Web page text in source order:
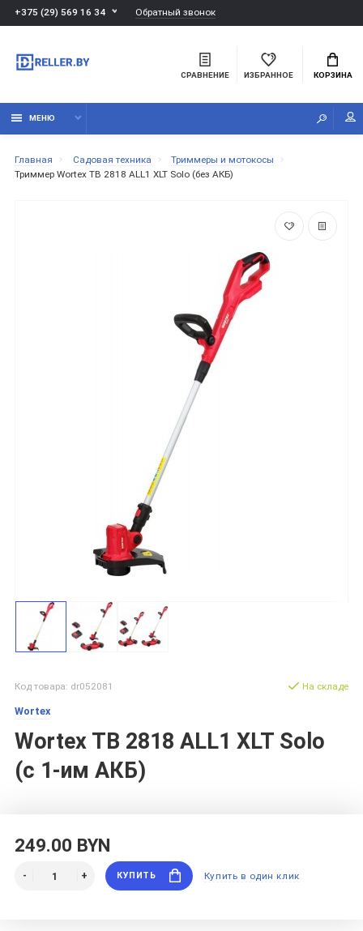
+375 (29) 569 16 34 Обратный звонок
СРАВНЕНИЕ ИЗБРАННОЕ КОРЗИНА
МЕНЮ
Главная Садовая техника
Триммеры и мотокосы
Триммер Wortex TB 2818 ALL1 XLT Solo (без АКБ)
Код товара: dr052081
Wortex
Wortex TB 2818 ALL1 XLT Solo
(с 1-им АКБ)
На складе
249.00 BYN
КУПИТЬ Купить в один клик